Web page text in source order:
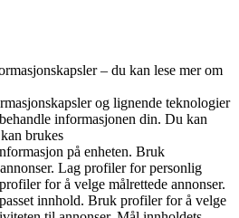
– du kan lese mer om
og lignende teknologier
informasjonen din. Du kan
brukes
på enheten. Bruk
Lag profiler for personlig
for å velge målrettede annonser.
innhold. Bruk profiler for å velge